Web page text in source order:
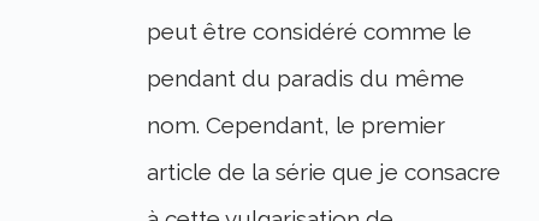
peut être considéré comme le
pendant du paradis du même
nom. Cependant, le premier
article de la série que je consacre